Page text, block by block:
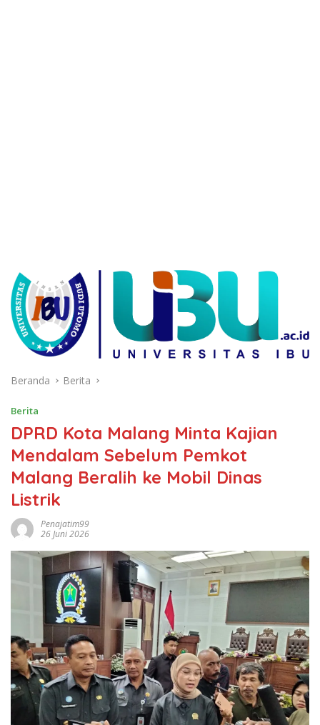
Beranda Berita
Berita
DPRD Kota Malang Minta Kajian
Mendalam Sebelum Pemkot
Malang Beralih ke Mobil Dinas
Listrik
Penajatim99
26 Juni 2026